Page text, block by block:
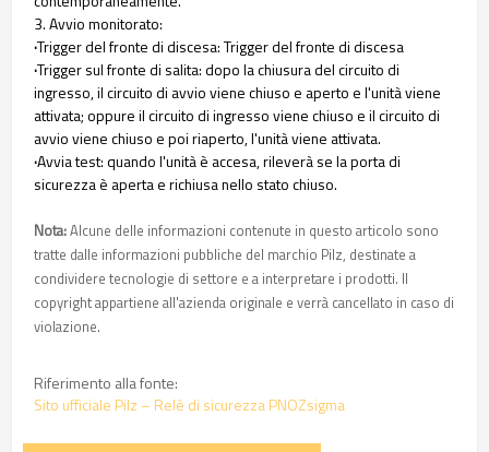
3. Avvio monitorato:
·Trigger del fronte di discesa: Trigger del fronte di discesa
·Trigger sul fronte di salita: dopo la chiusura del circuito di
ingresso, il circuito di avvio viene chiuso e aperto e l'unità viene
attivata; oppure il circuito di ingresso viene chiuso e il circuito di
avvio viene chiuso e poi riaperto, l'unità viene attivata.
·Avvia test: quando l'unità è accesa, rileverà se la porta di
sicurezza è aperta e richiusa nello stato chiuso.
Nota:Alcune delle informazioni contenute in questo articolo sono
tratte dalle informazioni pubbliche del marchio Pilz, destinate a
condividere tecnologie di settore e a interpretare i prodotti. Il
copyright appartiene all'azienda originale e verrà cancellato in caso di
violazione.
Riferimento alla fonte:
Sito ufficiale Pilz – Relè di sicurezza PNOZsigma